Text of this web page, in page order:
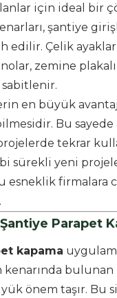
için ideal bir
şantiye
edilir. Çelik
zemine
sabitlenir.
en büyük
Bu sayede
tekrar
sürekli yeni
esneklik firmalara
Parapet
kapama
kenarında bulunan
önem taşır. Bu